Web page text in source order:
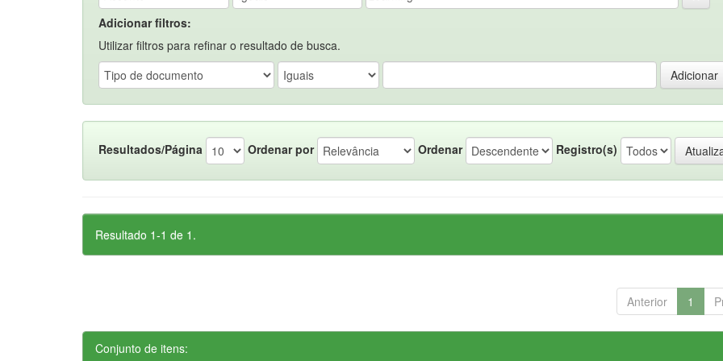
Adicionar filtros:
Utilizar filtros para refinar o resultado de busca.
Resultados/Página Ordenar por Ordenar Registro(s)
Resultado 1-1 de 1.
Anterior 1
Conjunto de itens: